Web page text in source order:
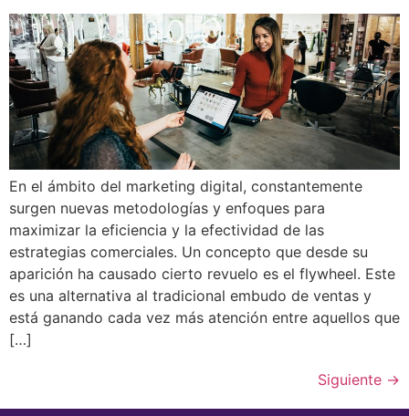
En el ámbito del marketing digital, constantemente
surgen nuevas metodologías y enfoques para
maximizar la eficiencia y la efectividad de las
estrategias comerciales. Un concepto que desde su
aparición ha causado cierto revuelo es el flywheel. Este
es una alternativa al tradicional embudo de ventas y
está ganando cada vez más atención entre aquellos que
[…]
Siguiente →